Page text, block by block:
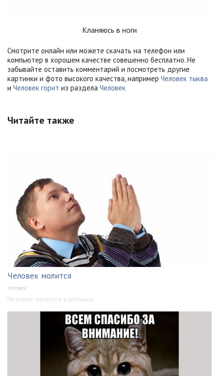
Кланяюсь в ноги
Смотрите онлайн или можете скачать на телефон или
компьютер в хорошем качестве совешенно бесплатно. Не
забывайте оставить комментарий и посмотреть другие
картинки и фото высокого качества, например Человек тыква
и Человек горит из раздела Человек
Читайте также
Человек молится
Человек
Человек молится картинки